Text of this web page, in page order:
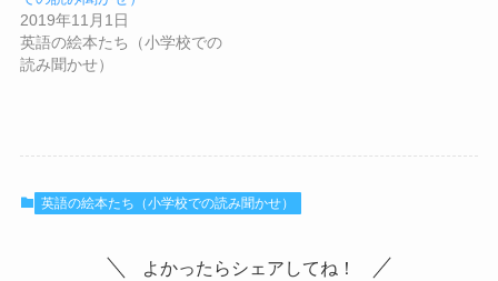
2019年11月1日
英語の絵本たち（小学校での
読み聞かせ）
英語の絵本たち（小学校での読み聞かせ）
よかったらシェアしてね！